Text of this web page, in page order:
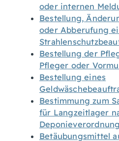
oder internen
Bestellung,
oder Abberufung
Bestellung der
Pfleger oder
Bestellung eines
Bestimmung zum
für Langzeitlager
Betäubungsmittel